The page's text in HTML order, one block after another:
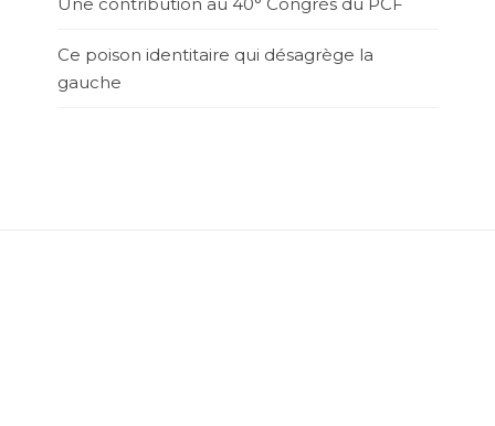
Ce poison identitaire qui désagrège la
gauche